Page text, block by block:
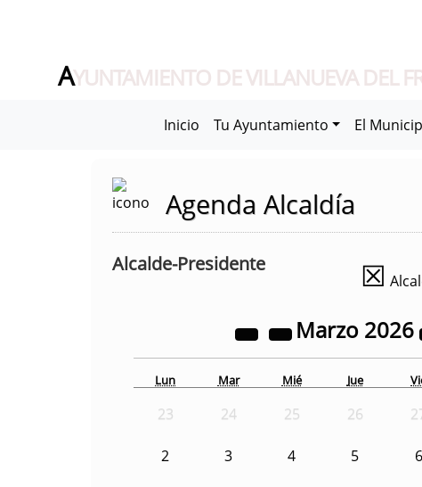
AYUNTAMIENTO DE VILLANUEVA DEL
Inicio Tu Ayuntamiento El
Agenda Alcaldía
Alcalde-Presidente ☒
Marzo 2026
Lun Mar Mié Jue
23 24 25 26
2 3 4 5 6